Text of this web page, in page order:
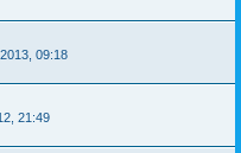
09:18
21:49